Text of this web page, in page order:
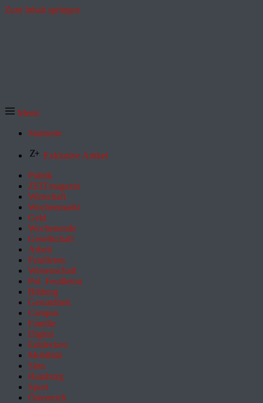
Zum Inhalt springen
Menü
Startseite
Exklusive Artikel
Politik
ZEITmagazin
Wirtschaft
Wochenmarkt
Geld
Wochenende
Gesellschaft
Arbeit
Feuilleton
Wissenschaft
Pol. Feuilleton
Bildung
Gesundheit
Campus
Familie
Digital
Entdecken
Mobilität
Sinn
Hamburg
Sport
Österreich